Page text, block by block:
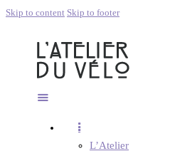
Skip to content Skip to footer
L’Atelier